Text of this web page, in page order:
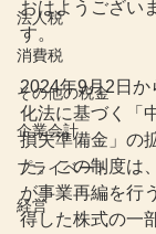
法人税
消費税
その他の税金
企業会計
プライベート
経営
おはようござい
す。
2024年9月2日か
化法に基づく「
損失準備金」の
た。この制度は
が事業再編を行
得した株式の一